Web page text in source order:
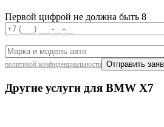
Первой цифрой не должна быть 8
политикой конфиденциальности
Другие услуги для BMW X7